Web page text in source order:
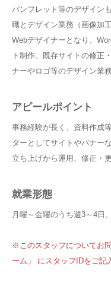
パンフレット等のデザイン
職とデザイン業務（画像加
Webデザイナーとなり、
ト制作、既存サイトの修正
ナーやロゴ等のデザイン業務
アピールポイント
事務経験が長く、資料作成
ターとしてサイトやバナー
立ち上げから運用、修正・
就業形態
月曜～金曜のうち週3～4日
※このスタッフについてお
ーム」 にスタッフIDをご記